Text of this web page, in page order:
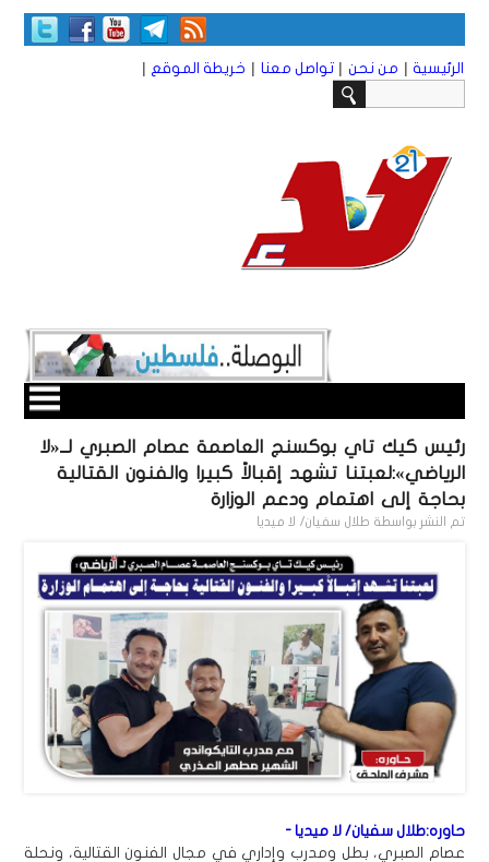
الرئيسية | من نحن | تواصل معنا | خريطة الموقع |
رئيس كيك تاي بوكسنج العاصمة عصام الصبري لــ«لا
الرياضي»:لعبتنا تشهد إقبالاً كبيرا والفنون القتالية
بحاجة إلى اهتمام ودعم الوزارة
تم النشر بواسطة طلال سفيان/ لا ميديا
حاوره:طلال سفيان/ لا ميديا -
عصام الصبري، بطل ومدرب وإداري في مجال الفنون القتالية، ونحلة